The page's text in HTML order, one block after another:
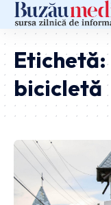
Etichetă:
bicicletă